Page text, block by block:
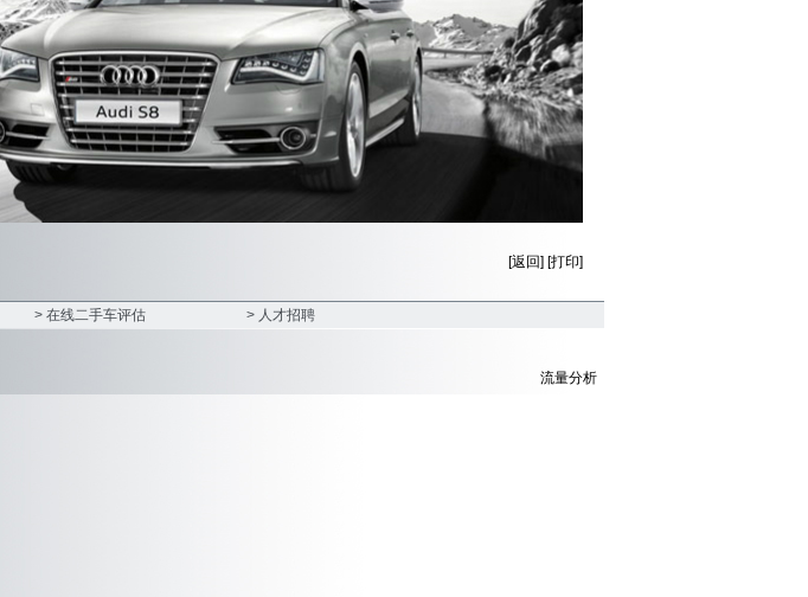
[返回] [打印]
> 在线二手车评估
> 人才招聘
流量分析